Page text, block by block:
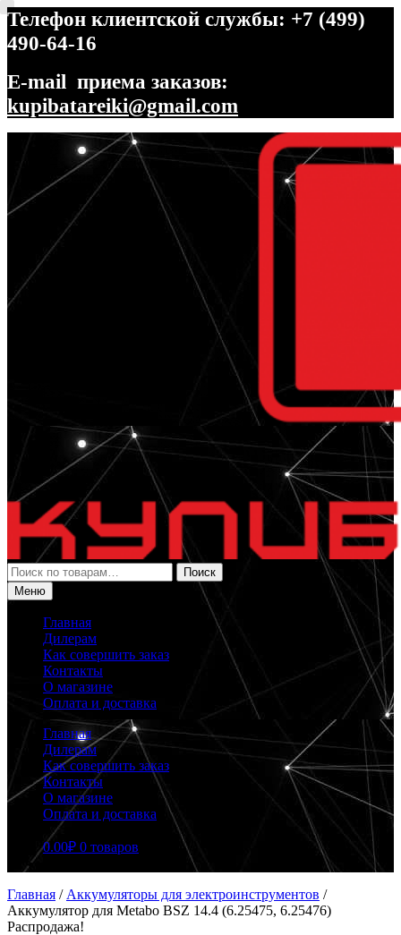
Телефон клиентской службы: +7 (499)
490-64-16
E-mail приема заказов:
kupibatareiki@gmail.com
Перейти
навигации
Перейти
содержимому
Искать:
Поиск
Меню
Главная
Дилерам
Как совершить заказ
Контакты
О магазине
Оплата и доставка
Главная
Дилерам
Как совершить заказ
Контакты
О магазине
Оплата и доставка
0.00₽ 0 товаров
Главная / Аккумуляторы для электроинструментов /
Аккумулятор для Metabo BSZ 14.4 (6.25475, 6.25476)
Распродажа!